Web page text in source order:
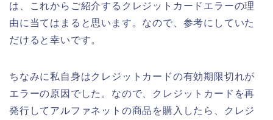
は、これからご紹介するクレジットカードエラーの理
由に当てはまると思います。なので、参考にしていた
だけると幸いです。
ちなみに私自身はクレジットカードの有効期限切れが
エラーの原因でした。なので、クレジットカードを再
発行してアルファネットの商品を購入したら、クレジ